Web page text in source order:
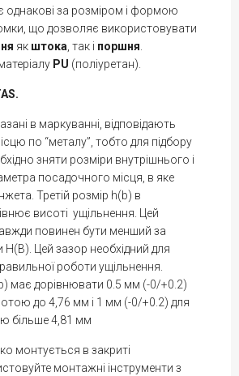
однакові за розміром і формою
що дозволяє використовувати
як штока , так і поршня
PU (поліуретан).
в маркуванні, відповідають
по “металу”, тобто для підбору
зняти розміри внутрішнього і
посадочного місця, в яке
Третій розмір h(b) в
висоті ущільнення. Цей
повинен бути менший за
Цей зазор необхідний для
роботи ущільнення.
має дорівнювати 0.5 мм (-0/+0.2)
до 4,76 мм і 1 мм (-0/+0.2) для
більше 4,81 мм
монтується в закриті
монтажні інструменти з